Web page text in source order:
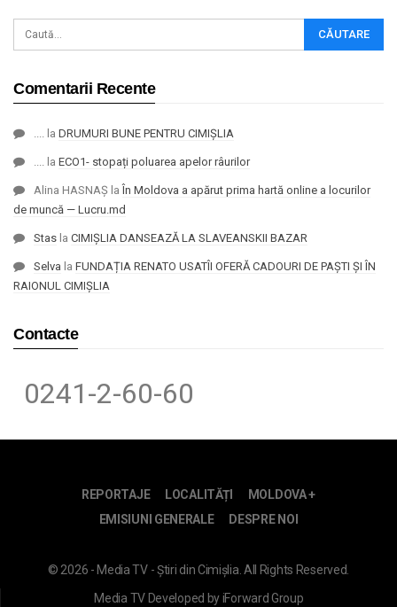
Comentarii Recente
.... la DRUMURI BUNE PENTRU CIMIȘLIA
.... la ECO1- stopați poluarea apelor râurilor
Alina HASNAȘ la În Moldova a apărut prima hartă online a locurilor
de muncă — Lucru.md
Stas la CIMIȘLIA DANSEAZĂ LA SLAVEANSKII BAZAR
Selva la FUNDAȚIA RENATO USATÎI OFERĂ CADOURI DE PAȘTI ȘI ÎN
RAIONUL CIMIȘLIA
Contacte
0241-2-60-60
REPORTAJE LOCALITĂȚI
MOLDOVA +
EMISIUNI GENERALE
DESPRE NOI
© 2026 - Media TV - Știri din Cimișlia. All Rights Reserved.
Media TVDeveloped byiForward Group